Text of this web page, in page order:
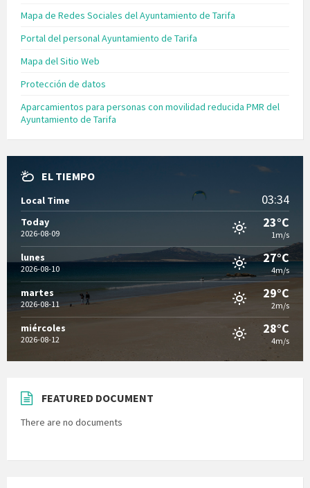
Mapa de Redes Sociales del Ayuntamiento de Tarifa
Portal del personal Ayuntamiento de Tarifa
Mapa del Sitio Web
Protección de datos
Aparcamientos para personas con movilidad reducida PMR del
Ayuntamiento de Tarifa
EL TIEMPO
Local Time 03:34
Today
2026-08-09
23°C
1m/s
lunes
2026-08-10
27°C
4m/s
martes
2026-08-11
29°C
2m/s
miércoles
2026-08-12
28°C
4m/s
FEATURED DOCUMENT
There are no documents